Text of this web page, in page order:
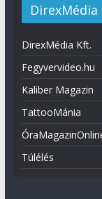
DirexMédia
DirexMédia Kft.
Fegyvervideo.hu
Kaliber Magazin
TattooMánia
Túlélés